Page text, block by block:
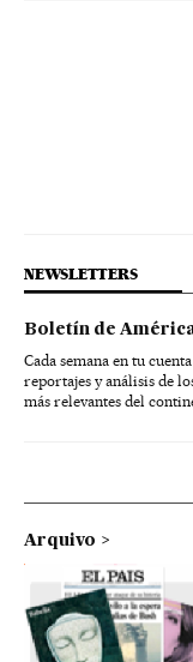
NEWSLETTERS
Boletín de
Cada semana en tu
reportajes y análisis de
más relevantes del
Arquivo